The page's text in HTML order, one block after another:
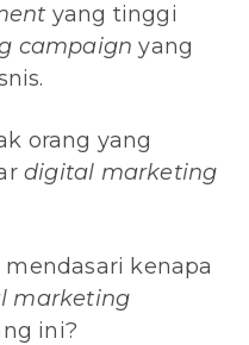
yang tinggi
campaign yang
orang yang
digital marketing
kenapa
marketing
ini?